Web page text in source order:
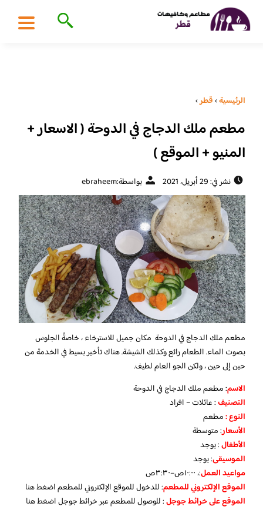
الرئيسية›قطر›
مطعم ملك الدجاج في الدوحة ( الاسعار +
المنيو + الموقع )
نشر في: 29 أبريل، 2021 بواسطة:ebraheem
مطعم ملك الدجاج في الدوحة مكان جميل للاسترخاء ، خاصةً الجلوس
بصوت الماء. الطعام رائع وكذلك الشيشة. هناك تأخير بسيط في الخدمة من
حين إلى حين ، ولكن الجو العام لطيف.
الاسم: مطعم ملك الدجاج في الدوحة
التصنيف: عائلات – افراد
النوع :مطعم
الأسعار:متوسطة
الأطفال:يوجد
الموسيقى:يوجد
مواعيد العمل:، ١٠:٠٠ص–٣:٣٠ص
الموقع الإلكتروني للمطعم: للدخول للموقع الإلكتروني للمطعماضغط هنا
الموقع على خرائط جوجل: للوصول للمطعم عبر خرائط جوجلاضغط هنا